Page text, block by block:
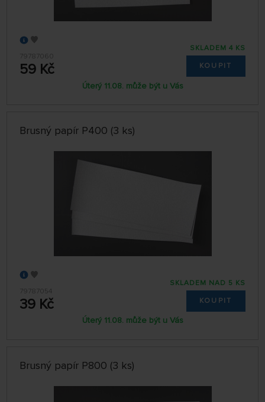
79787060
59 Kč
SKLADEM 4 KS
KOUPIT
Úterý 11.08. může být u Vás
Brusný papír P400 (3 ks)
79787054
39 Kč
SKLADEM NAD 5 KS
KOUPIT
Úterý 11.08. může být u Vás
Brusný papír P800 (3 ks)